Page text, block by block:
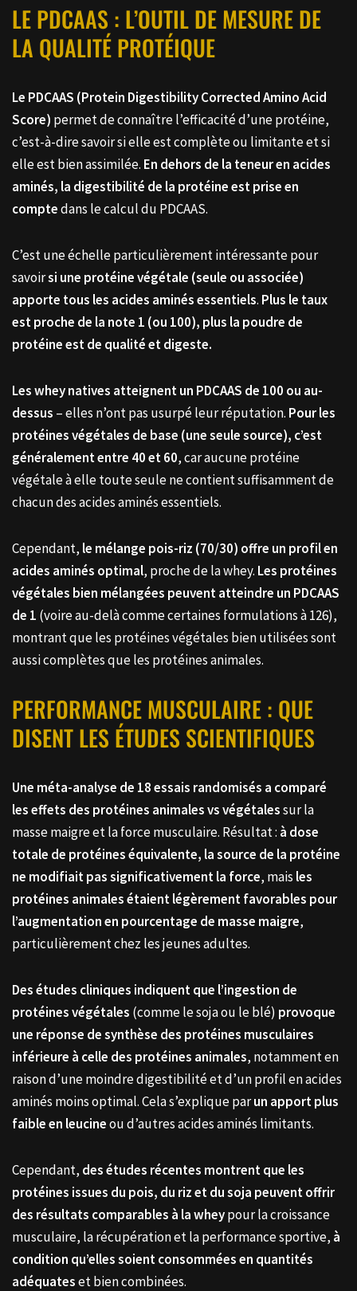
LE PDCAAS : L’OUTIL DE MESURE DE
LA QUALITÉ PROTÉIQUE
Le PDCAAS (Protein Digestibility Corrected Amino Acid
Score) permet de connaître l’efficacité d’une protéine,
c’est-à-dire savoir si elle est complète ou limitante et si
elle est bien assimilée. En dehors de la teneur en acides
aminés, la digestibilité de la protéine est prise en
comptedans le calcul du PDCAAS.
C’est une échelle particulièrement intéressante pour
savoirsi une protéine végétale (seule ou associée)
apporte tous les acides aminés essentiels. Plus le taux
est proche de la note 1 (ou 100), plus la poudre de
protéine est de qualité et digeste.
Les whey natives atteignent un PDCAAS de 100 ou au-
dessus – elles n’ont pas usurpé leur réputation. Pour les
protéines végétales de base (une seule source), c’est
généralement entre 40 et 60, car aucune protéine
végétale à elle toute seule ne contient suffisamment de
chacun des acides aminés essentiels.
Cependant, le mélange pois-riz (70/30) offre un profil en
acides aminés optimal, proche de la whey. Les protéines
végétales bien mélangées peuvent atteindre un PDCAAS
de 1 (voire au-delà comme certaines formulations à 126),
montrant que les protéines végétales bien utilisées sont
aussi complètes que les protéines animales.
PERFORMANCE MUSCULAIRE : QUE
DISENT LES ÉTUDES SCIENTIFIQUES
Une méta-analyse de 18 essais randomisés a comparé
les effets des protéines animales vs végétalessur la
masse maigre et la force musculaire. Résultat : à dose
totale de protéines équivalente, la source de la protéine
ne modifiait pas significativement la force, mais les
protéines animales étaient légèrement favorables pour
l’augmentation en pourcentage de masse maigre,
particulièrement chez les jeunes adultes.
Des études cliniques indiquent que l’ingestion de
protéines végétales (comme le soja ou le blé) provoque
une réponse de synthèse des protéines musculaires
inférieure à celle des protéines animales, notamment en
raison d’une moindre digestibilité et d’un profil en acides
aminés moins optimal. Cela s’explique parun apport plus
faible en leucineou d’autres acides aminés limitants.
Cependant, des études récentes montrent que les
protéines issues du pois, du riz et du soja peuvent offrir
des résultats comparables à la wheypour la croissance
musculaire, la récupération et la performance sportive, à
condition qu’elles soient consommées en quantités
adéquateset bien combinées.